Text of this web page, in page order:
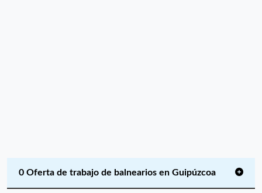
0 Oferta de trabajo de balnearios en Guipúzcoa